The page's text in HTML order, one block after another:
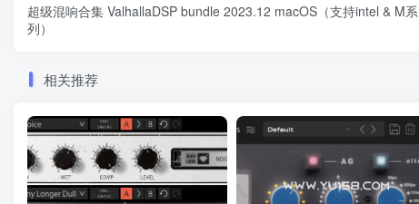
超级混响合集 ValhallaDSP bundle 2023.12 macOS（支持intel & M系
列）
相关推荐